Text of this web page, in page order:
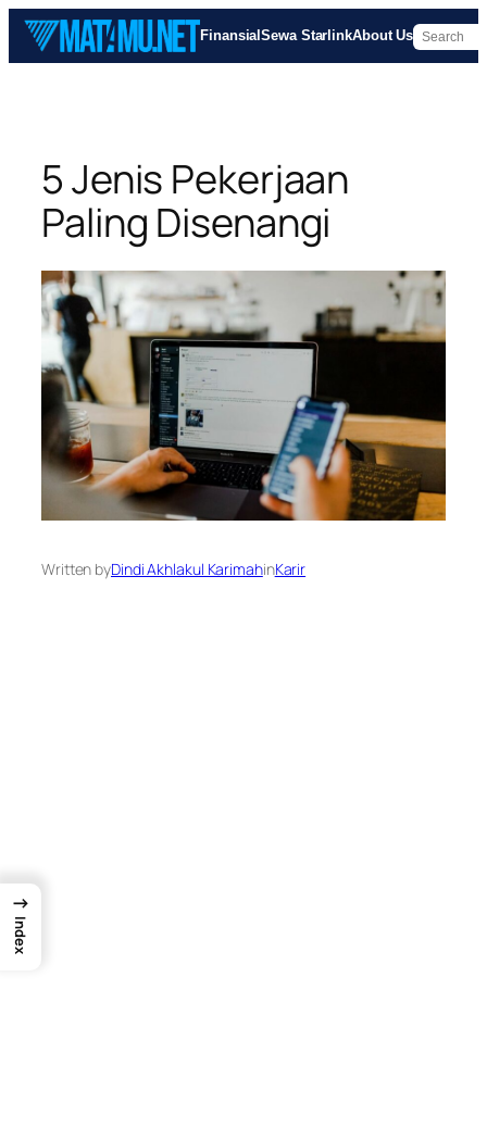
Skip
content
FinansialSewa StarlinkAbout Us
5 Jenis Pekerjaan
Paling Disenangi
Written byDindi Akhlakul KarimahinKarir
→
Index